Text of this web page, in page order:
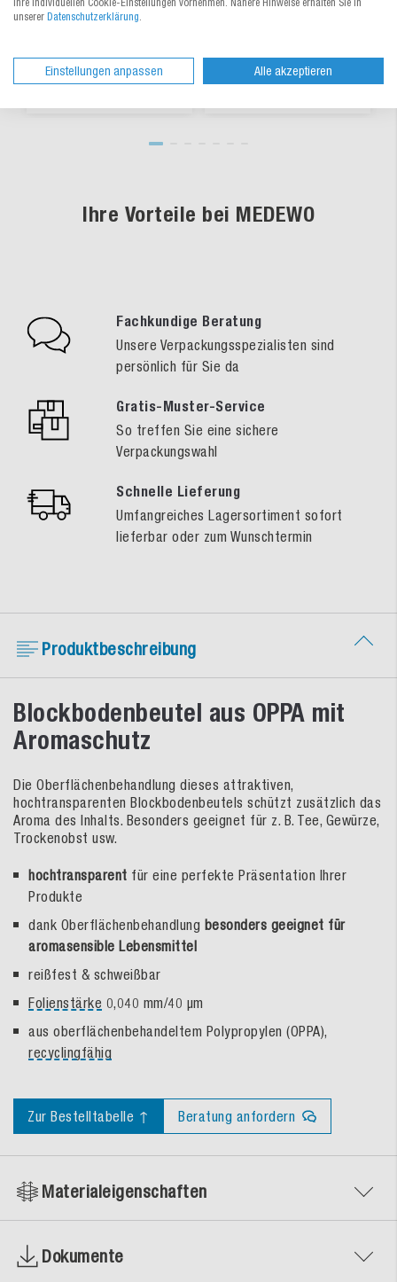
Aus 5 Varianten wählen
lieferbar lieferbar
Ihre Vorteile bei MEDEWO
Fachkundige Beratung
Unsere Verpackungsspezialisten sind
persönlich für Sie da
Gratis-Muster-Service
So treffen Sie eine sichere
Verpackungswahl
Schnelle Lieferung
Umfangreiches Lagersortiment sofort
lieferbar oder zum Wunschtermin
Produktbeschreibung
Blockbodenbeutel aus OPPA mit
Aromaschutz
Die Oberflächenbehandlung dieses attraktiven,
hochtransparenten Blockbodenbeutels schützt zusätzlich das
Aroma des Inhalts. Besonders geeignet für z. B. Tee, Gewürze,
Trockenobst usw.
hochtransparent für eine perfekte Präsentation Ihrer
Produkte
dank Oberflächenbehandlung besonders geeignet für
aromasensible Lebensmittel
reißfest & schweißbar
Folienstärke 0,040 mm/40 µm
aus oberflächenbehandeltem Polypropylen (OPPA),
recyclingfähig
Zur Bestelltabelle ↑ Beratung anfordern
Materialeigenschaften
Dokumente
Ihre individuellen Cookie-Einstellungen vornehmen. Nähere Hinweise erhalten Sie in
unserer Datenschutzerklärung.
Einstellungen anpassen Alle akzeptieren